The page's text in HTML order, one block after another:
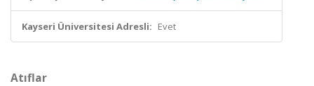
Kayseri Üniversitesi Adresli: Evet
Atıflar